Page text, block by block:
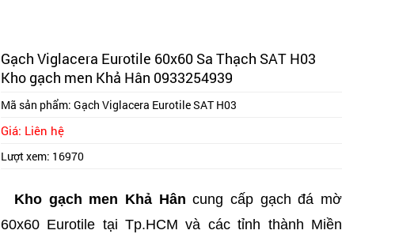
Gạch Viglacera Eurotile 60x60 Sa Thạch SAT H03
Kho gạch men Khả Hân 0933254939
Mã sản phẩm: Gạch Viglacera Eurotile SAT H03
Giá: Liên hệ
Lượt xem: 16970
Kho gạch men Khả Hân cung cấp gạch đá mờ
60x60 Eurotile tại Tp.HCM và các tỉnh thành Miền